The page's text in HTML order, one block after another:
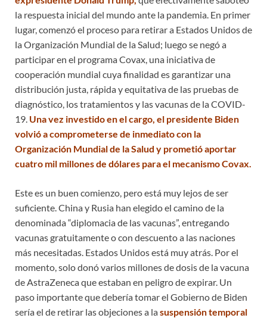
la respuesta inicial del mundo ante la pandemia. En primer
lugar, comenzó el proceso para retirar a Estados Unidos de
la Organización Mundial de la Salud; luego se negó a
participar en el programa Covax, una iniciativa de
cooperación mundial cuya finalidad es garantizar una
distribución justa, rápida y equitativa de las pruebas de
diagnóstico, los tratamientos y las vacunas de la COVID-
19. Una vez investido en el cargo, el presidente Biden
volvió a comprometerse de inmediato con la
Organización Mundial de la Salud y prometió aportar
cuatro mil millones de dólares para el mecanismo Covax.
Este es un buen comienzo, pero está muy lejos de ser
suficiente. China y Rusia han elegido el camino de la
denominada “diplomacia de las vacunas”, entregando
vacunas gratuitamente o con descuento a las naciones
más necesitadas. Estados Unidos está muy atrás. Por el
momento, solo donó varios millones de dosis de la vacuna
de AstraZeneca que estaban en peligro de expirar. Un
paso importante que debería tomar el Gobierno de Biden
sería el de retirar las objeciones a lasuspensión temporal